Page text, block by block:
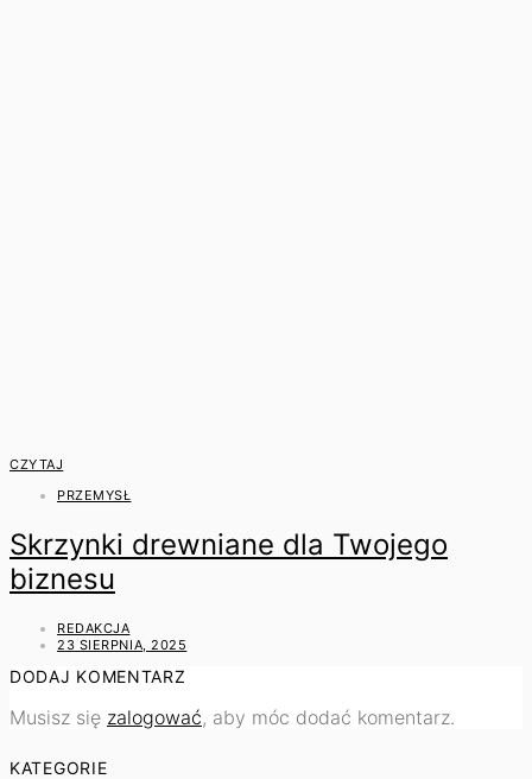
CZYTAJ
PRZEMYSŁ
Skrzynki drewniane dla Twojego
biznesu
REDAKCJA
23 SIERPNIA, 2025
DODAJ KOMENTARZ
Musisz się zalogować, aby móc dodać komentarz.
KATEGORIE